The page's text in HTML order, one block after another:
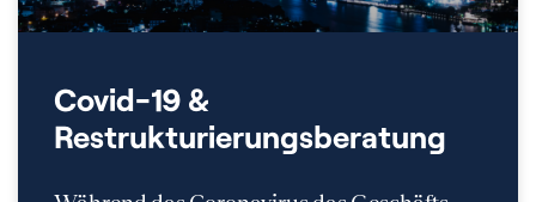
Covid-19 &
Restrukturierungsberatung